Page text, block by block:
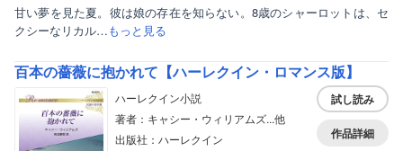
甘い夢を見た夏。彼は娘の存在を知らない。8歳のシャーロットは、セ
クシーなリカル…もっと見る
百本の薔薇に抱かれて【ハーレクイン・ロマンス版】
ハーレクイン小説
著者：キャシー・ウィリアムズ...他
出版社：ハーレクイン
試し読み
作品詳細